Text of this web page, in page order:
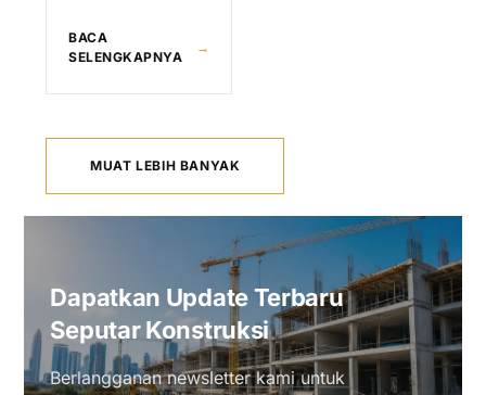
BACA
SELENGKAPNYA
→
MUAT LEBIH BANYAK
Dapatkan Update Terbaru
Seputar Konstruksi
Berlangganan newsletter kami untuk